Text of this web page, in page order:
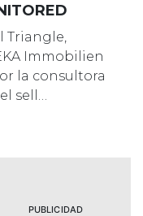
Triangle,
Immobilien
la consultora
sell…
PUBLICIDAD